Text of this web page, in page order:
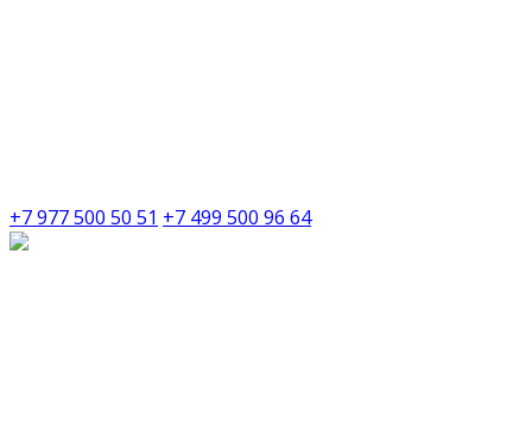
+7 977 500 50 51 +7 499 500 96 64